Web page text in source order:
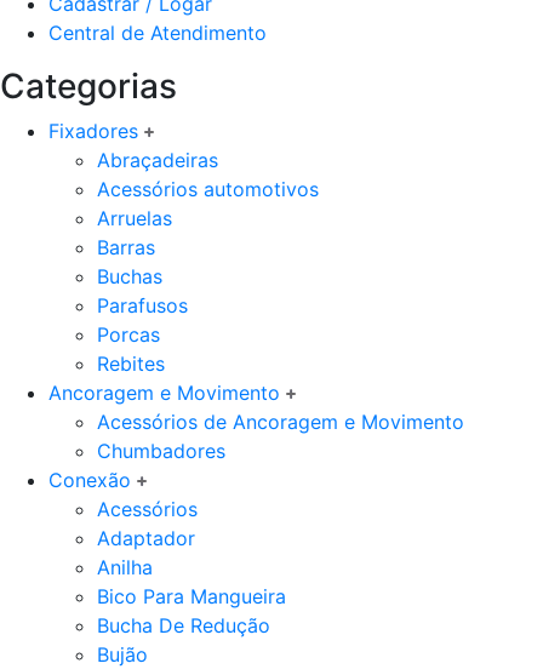
Central de Atendimento
Categorias
Fixadores
Abraçadeiras
Acessórios automotivos
Arruelas
Barras
Buchas
Parafusos
Porcas
Rebites
Ancoragem e Movimento
Acessórios de Ancoragem e Movimento
Chumbadores
Conexão
Acessórios
Adaptador
Anilha
Bico Para Mangueira
Bucha De Redução
Bujão